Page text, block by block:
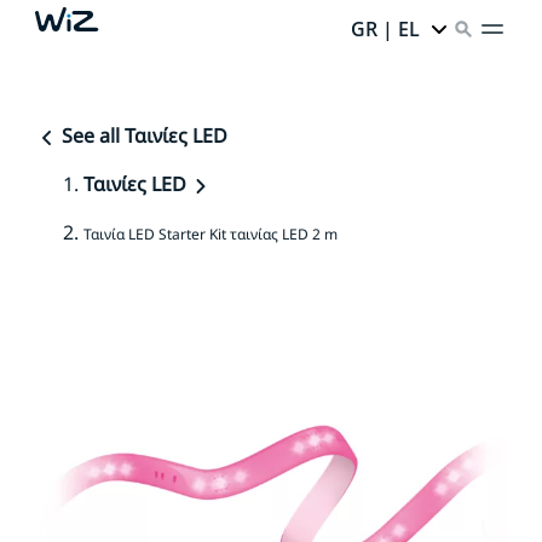
GR | EL
See all Ταινίες LED
Ταινίες LED
Ταινία LED Starter Kit ταινίας LED 2 m